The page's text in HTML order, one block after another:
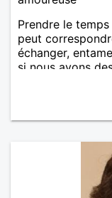
Prendre le
peut
échanger,
si nous avons
mettrons en